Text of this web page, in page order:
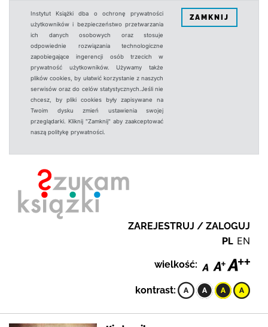
Instytut Książki dba o ochronę prywatności
użytkowników i bezpieczeństwo przetwarzania
ich danych osobowych oraz stosuje
odpowiednie rozwiązania technologiczne
zapobiegające ingerencji osób trzecich w
prywatność użytkowników. Używamy także
plików cookies, by ułatwić korzystanie z naszych
serwisów oraz do celów statystycznych.Jeśli nie
chcesz, by pliki cookies były zapisywane na
Twoim dysku zmień ustawienia swojej
przeglądarki. Kliknij "Zamknij" aby zaakceptować
naszą politykę prywatności.
ZAMKNIJ
ZAREJESTRUJ / ZALOGUJ
PL EN
wielkość:
kontrast: